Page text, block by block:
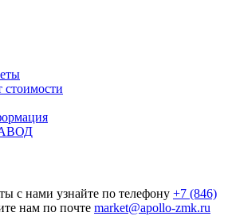
стоимости
с нами узнайте по телефону +7 (846)
нам по почте market@apollo-zmk.ru